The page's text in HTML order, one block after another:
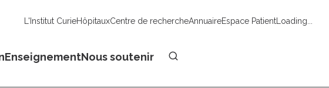
L'Institut CurieHôpitauxCentre de rechercheAnnuaireEspace PatientLoading...
EnseignementNous soutenir